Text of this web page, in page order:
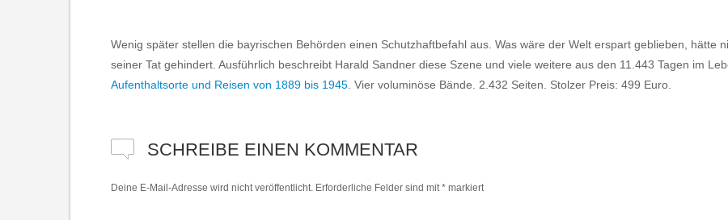
Wenig später stellen die bayrischen Behörden einen Schutzhaftbefahl aus. Was wäre der Welt erspart geblieben, hätte
seiner Tat gehindert. Ausführlich beschreibt Harald Sandner diese Szene und viele weitere aus den 11.443 Tagen im
Aufenthaltsorte und Reisen von 1889 bis 1945 . Vier voluminöse Bände. 2.432 Seiten. Stolzer Preis: 499 Euro.
SCHREIBE EINEN KOMMENTAR
Deine E-Mail-Adresse wird nicht veröffentlicht. Erforderliche Felder sind mit * markiert